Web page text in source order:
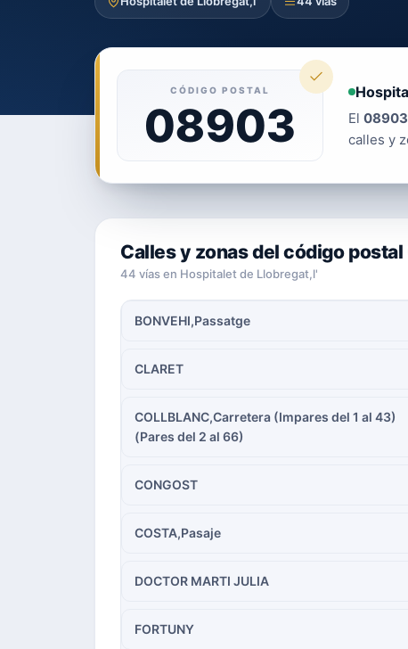
CÓDIGO POSTAL
08903 El 08903
calles y
Calles y zonas del código
44 vías en Hospitalet de Llobregat,l'
BONVEHI,Passatge
CLARET
COLLBLANC,Carretera (Impares del 1 al 43)
(Pares del 2 al 66)
CONGOST
COSTA,Pasaje
DOCTOR MARTI JULIA
FORTUNY